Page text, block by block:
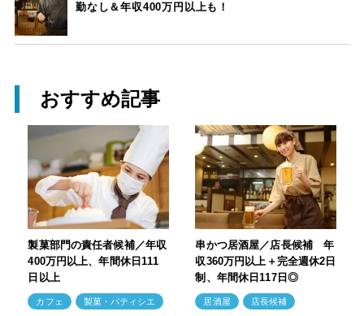
勤なし＆年収400万円以上も！
おすすめ記事
製菓部門の責任者候補／年収
400万円以上、年間休日111
日以上
カフェ 製菓・パティシエ
串かつ居酒屋／店長候補 年
収360万円以上＋完全週休2日
制、年間休日117日◎
居酒屋 店長候補